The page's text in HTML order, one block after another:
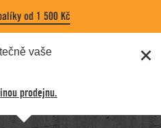
od 1 500 Kč
vaše
prodejnu.